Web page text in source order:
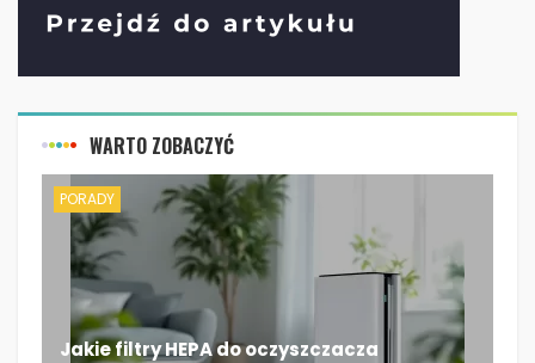
WARTO ZOBACZYĆ
PORADY
Jakie filtry HEPA do oczyszczacza